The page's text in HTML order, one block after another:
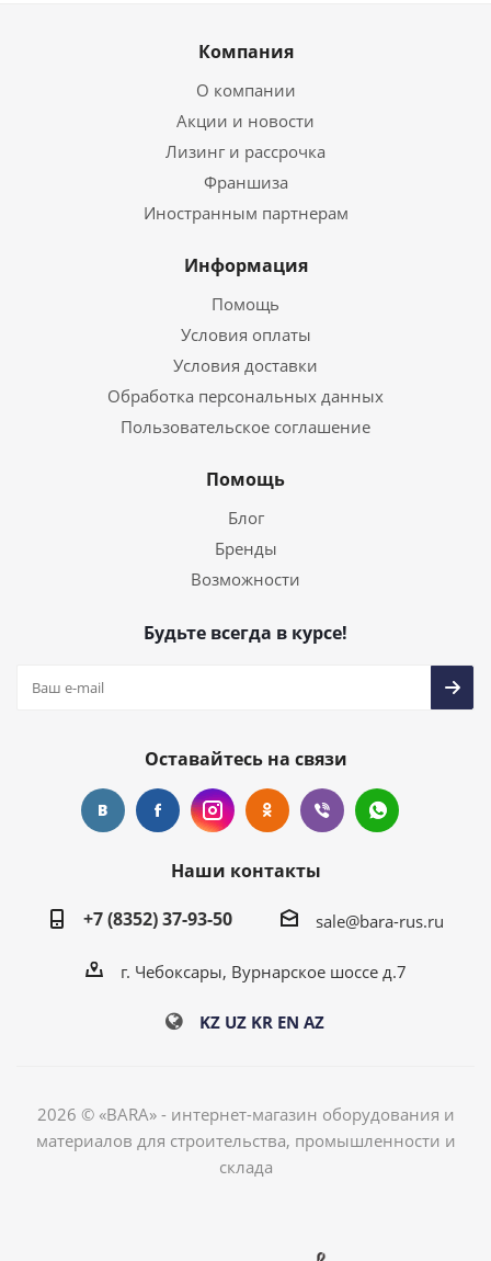
Компания
О компании
Акции и новости
Лизинг и рассрочка
Франшиза
Иностранным партнерам
Информация
Помощь
Условия оплаты
Условия доставки
Обработка персональных данных
Пользовательское соглашение
Помощь
Блог
Бренды
Возможности
Будьте всегда в курсе!
Оставайтесь на связи
Наши контакты
+7 (8352) 37-93-50
sale@bara-rus.ru
г. Чебоксары, Вурнарское шоссе д.7
KZ UZ KR EN AZ
2026 © «BARA» - интернет-магазин оборудования и
материалов для строительства, промышленности и
склада